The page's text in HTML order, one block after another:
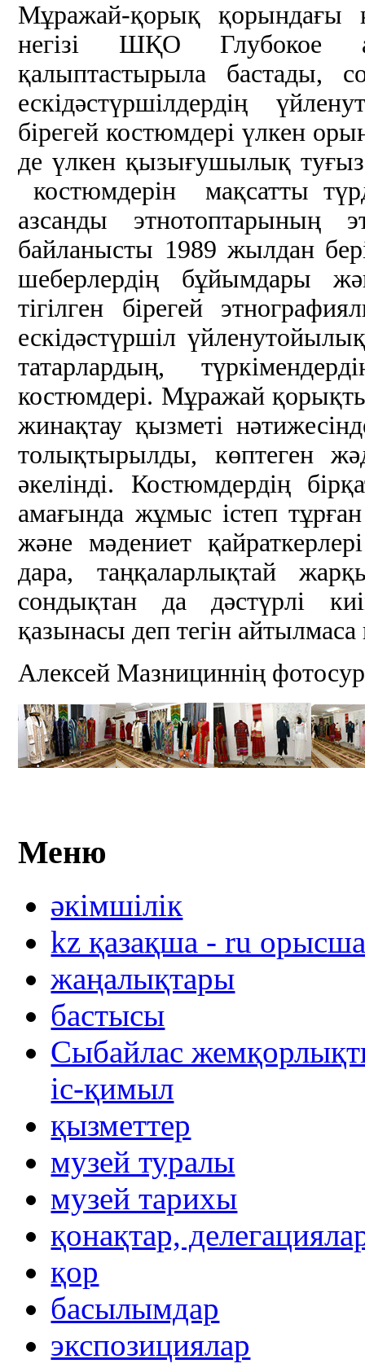
Мұражай-қорық қорындағы
негізі ШҚО Глубокое
қалыптастырыла бастады,
ескідәстүршілдердің
бірегей костюмдері үлкен
де үлкен қызығушылық
костюмдерін мақсатты
азсанды этнотоптарының
байланысты 1989 жылдан
шеберлердің бұйымдары
тігілген бірегей
ескідәстүршіл
татарлардың,
костюмдері. Мұражай
жинақтау қызметі
толықтырылды, көптеген
әкелінді. Костюмдердің
амағында жұмыс істеп
және мәдениет
дара, таңқаларлықтай
сондықтан да дәстүрлі
қазынасы деп тегін айтылмаса
Алексей Мазнициннің
Меню
әкімшілік
kz қазақша - ru
жаңалықтары
бастысы
Сыбайлас
іс-қимыл
қызметтер
музей туралы
музей тарихы
қонақтар,
қор
басылымдар
экспозициялар